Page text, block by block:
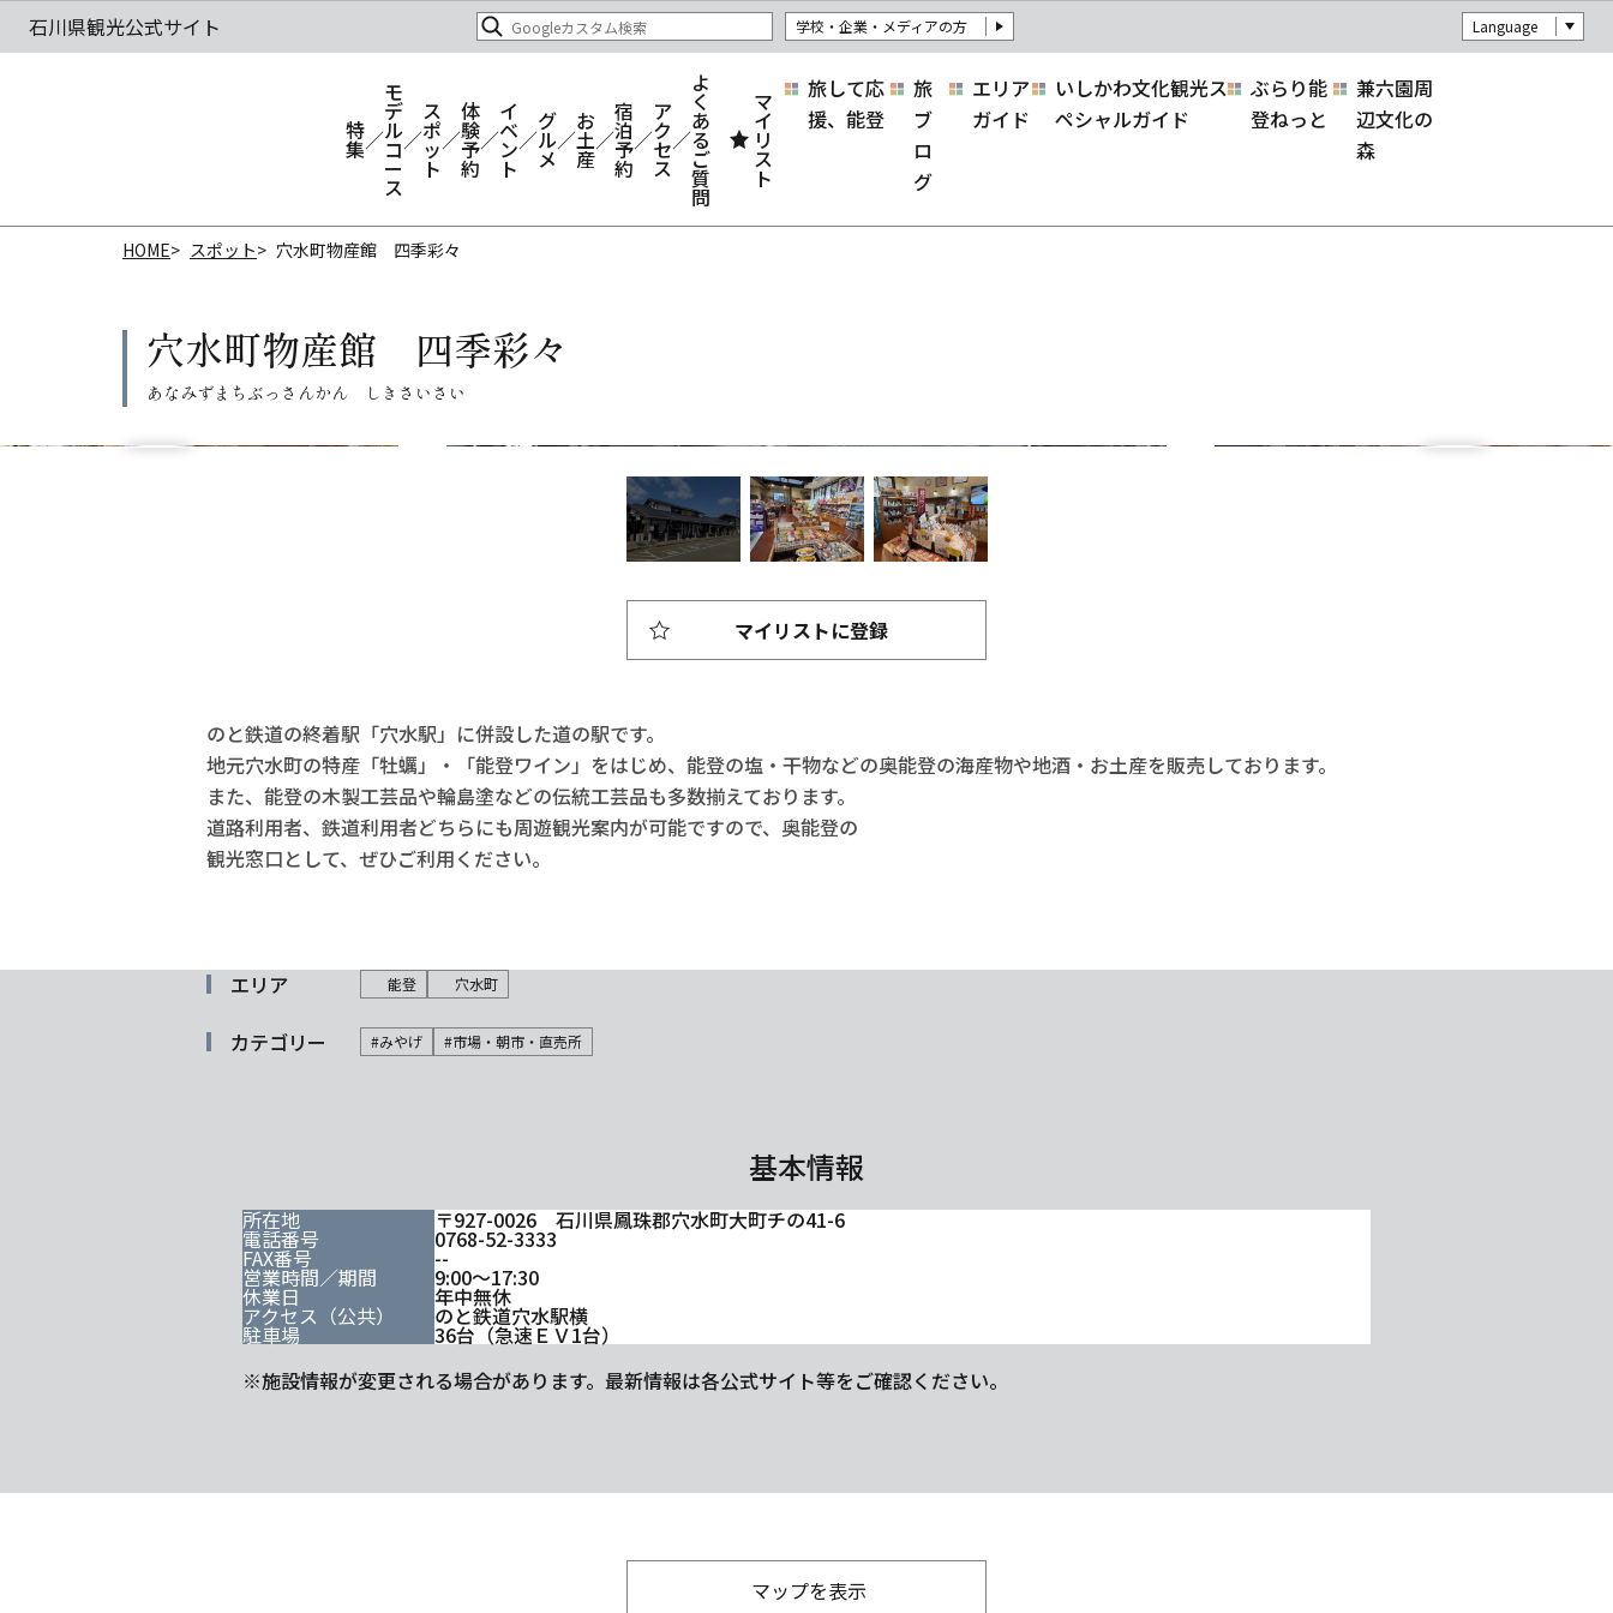
学校・企業・メディアの方 Language
特
集
モ
デ
ル
コ
ー
ス
ス
ポ
ッ
ト
体
験
予
約
イ
ベ
ン
ト
グ
ル
メ
お
土
産
宿
泊
予
約
ア
ク
セ
ス
よ
く
あ
る
ご
質
問
マ
イ
リ
ス
ト
旅して応
援、能登
旅
ブ
ロ
グ
エリア
ガイド
いしかわ文化観光ス
ペシャルガイド
ぶらり能
登ねっと
兼六園周
辺文化の
森
HOME スポット 穴水町物産館 四季彩々
穴水町物産館 四季彩々
のと鉄道の終着駅「穴水駅」に併設した道の駅です。
地元穴水町の特産「牡蠣」・「能登ワイン」をはじめ、能登の塩・干物などの奥能登の海産物や地酒・お土産を販売しております。
また、能登の木製工芸品や輪島塗などの伝統工芸品も多数揃えております。
道路利用者、鉄道利用者どちらにも周遊観光案内が可能ですので、奥能登の
観光窓口として、ぜひご利用ください。
マイリストに登録
エリア 能登 穴水町
カテゴリー #みやげ #市場・朝市・直売所
基本情報
所在地 〒927-0026 石川県鳳珠郡穴水町大町チの41-6
電話番号 0768-52-3333
FAX番号 --
営業時間／期間 9:00～17:30
休業日 年中無休
アクセス（公共） のと鉄道穴水駅横
駐車場
36台（急速ＥＶ1台）
※施設情報が変更される場合があります。最新情報は各公式サイト等をご確認ください。
マップを表示